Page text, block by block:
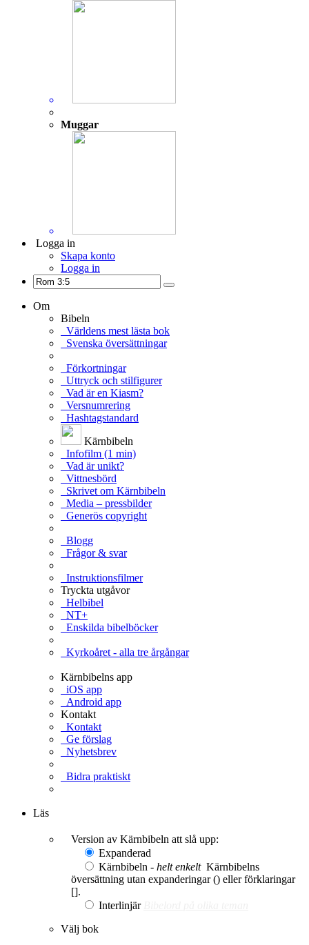
Muggar
Logga in
Skapa konto
Logga in
Om
Bibeln
Världens mest lästa bok
Svenska översättningar
Förkortningar
Uttryck och stilfigurer
Vad är en Kiasm?
Versnumrering
Hashtagstandard
Kärnbibeln
Infofilm (1 min)
Vad är unikt?
Vittnesbörd
Skrivet om Kärnbibeln
Media – pressbilder
Generös copyright
Blogg
Frågor & svar
Instruktionsfilmer
Tryckta utgåvor
Helbibel
NT+
Enskilda bibelböcker
Kyrkoåret - alla tre årgångar
Kärnbibelns app
iOS app
Android app
Kontakt
Kontakt
Ge förslag
Nyhetsbrev
Bidra praktiskt
Läs
Version av Kärnbibeln att slå upp:
Expanderad
Kärnbibeln - helt enkelt Kärnbibelns
översättning utan expanderingar () eller förklaringar
[].
Interlinjär
Välj bok